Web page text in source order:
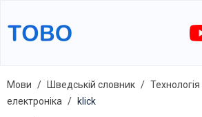
Мови Шведській словник
Технологія
електроніка
klick